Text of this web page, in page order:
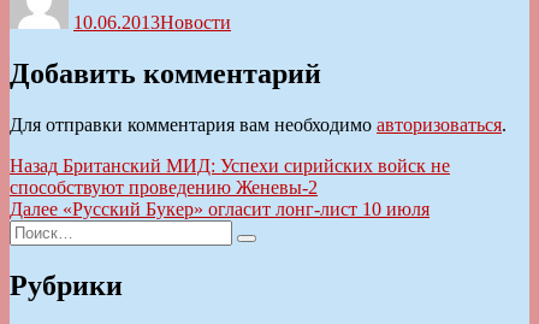
10.06.2013Новости
Добавить комментарий
Для отправки комментария вам необходимо авторизоваться.
Навигация
по
записям
Назад Предыдущая
запись:
Британский МИД: Успехи сирийских войск не
способствуют проведению Женевы-2
Далее Следующая
«Русский Букер» огласит лонг-лист 10 июля
Искать:
Поиск
Рубрики